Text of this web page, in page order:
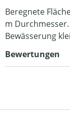
Beregnete
m
Bewässerung
Bewertungen